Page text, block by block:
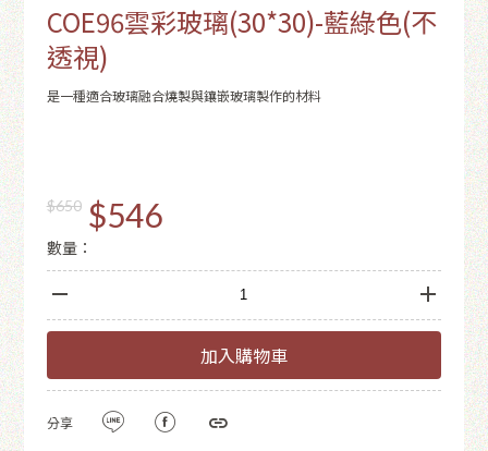
COE96雲彩玻璃(30*30)-藍綠色(不
透視)
是一種適合玻璃融合燒製與鑲嵌玻璃製作的材料
$650 $546
數量：
加入購物車
分享